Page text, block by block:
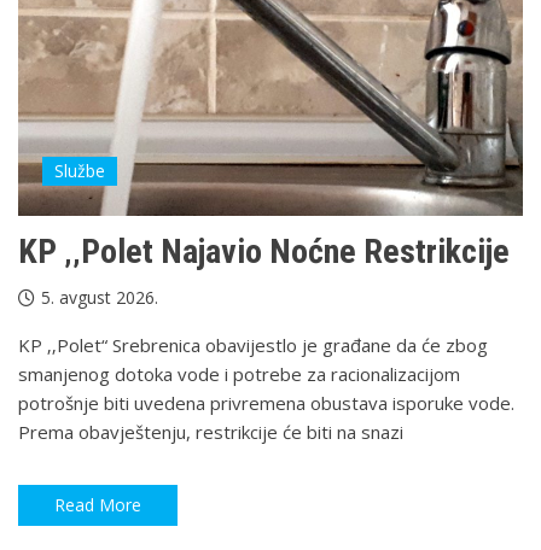
Službe
KP ‚‚Polet Najavio Noćne Restrikcije
5. avgust 2026.
KP ‚‚Polet“ Srebrenica obavijestlo je građane da će zbog
smanjenog dotoka vode i potrebe za racionalizacijom
potrošnje biti uvedena privremena obustava isporuke vode.
Prema obavještenju, restrikcije će biti na snazi
Read More